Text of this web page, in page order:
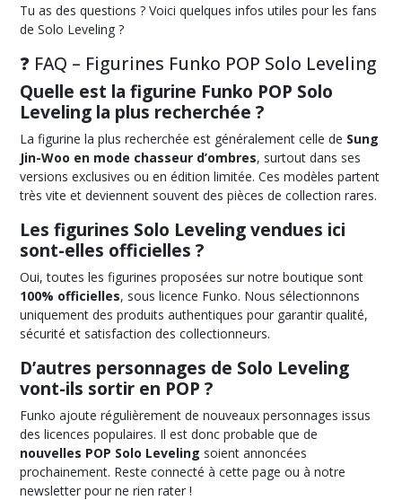
Tu as des questions ? Voici quelques infos utiles pour les fans
de Solo Leveling ?
❓ FAQ – Figurines Funko POP Solo Leveling
Quelle est la figurine Funko POP Solo
Leveling la plus recherchée ?
La figurine la plus recherchée est généralement celle de Sung
Jin-Woo en mode chasseur d’ombres, surtout dans ses
versions exclusives ou en édition limitée. Ces modèles partent
très vite et deviennent souvent des pièces de collection rares.
Les figurines Solo Leveling vendues ici
sont-elles officielles ?
Oui, toutes les figurines proposées sur notre boutique sont
100% officielles, sous licence Funko. Nous sélectionnons
uniquement des produits authentiques pour garantir qualité,
sécurité et satisfaction des collectionneurs.
D’autres personnages de Solo Leveling
vont-ils sortir en POP ?
Funko ajoute régulièrement de nouveaux personnages issus
des licences populaires. Il est donc probable que de
nouvelles POP Solo Leveling soient annoncées
prochainement. Reste connecté à cette page ou à notre
newsletter pour ne rien rater !